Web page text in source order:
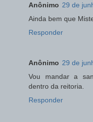
Anônimo 29 de
Ainda bem que
Responder
Anônimo 29 de
Vou mandar a
dentro da reitoria.
Responder